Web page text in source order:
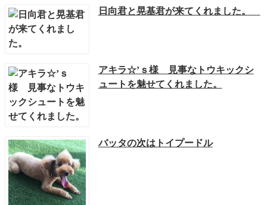
日向君と晃基君が来てくれました。
アキラ☆’ｓ様 見事なトウキックシ
ュートを魅せてくれました。
バッタの次はトイプードル